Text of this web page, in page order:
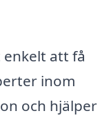
att få
inom
och hjälper